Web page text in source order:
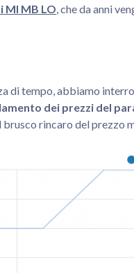
MI MB LO, che da anni
di tempo, abbiamo
dei prezzi del
rincaro del prezzo